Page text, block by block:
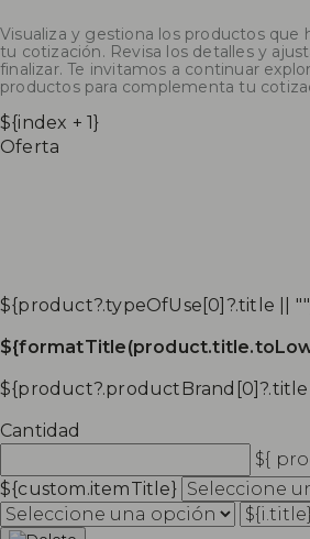
Visualiza y gestiona los productos que
tu cotización. Revisa los detalles y
finalizar. Te invitamos a continuar
productos para complementa tu
${index + 1}
Oferta
${product?.typeOfUse[0]?.title ||
Cantidad
${
${custom.itemTitle}